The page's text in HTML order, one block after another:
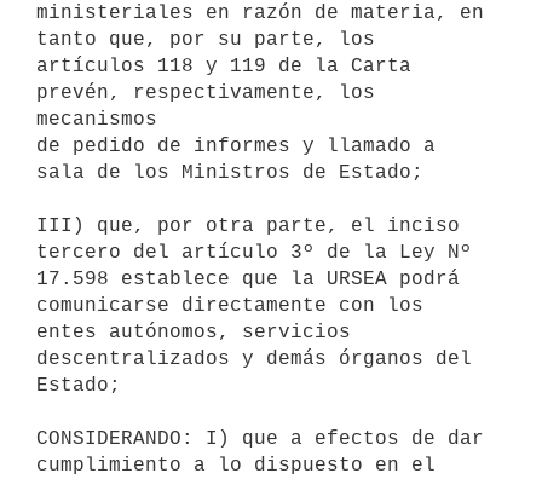
ministeriales en razón de materia, en
tanto que, por su parte, los
artículos 118 y 119 de la Carta
prevén, respectivamente, los
mecanismos
de pedido de informes y llamado a
sala de los Ministros de Estado;
III) que, por otra parte, el inciso
tercero del artículo 3º de la Ley Nº
17.598 establece que la URSEA podrá
comunicarse directamente con los
entes autónomos, servicios
descentralizados y demás órganos del
Estado;
CONSIDERANDO: I) que a efectos de dar
cumplimiento a lo dispuesto en el